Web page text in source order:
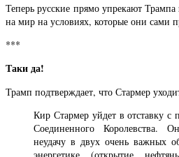
Теперь русские прямо упрекают
на мир на условиях, которые они сами
***
Таки да!
Трамп подтверждает, что Стармер
Кир Стармер уйдет в отставку с
Соединенного Королевства.
неудачу в двух очень важных